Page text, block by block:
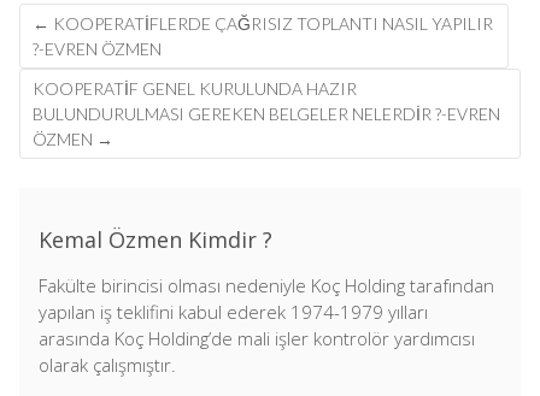
Post
navigation
← KOOPERATIFLERDE ÇAĞRISIZ TOPLANTI NASIL YAPILIR
?-EVREN ÖZMEN
KOOPERATİF GENEL KURULUNDA HAZIR
BULUNDURULMASI GEREKEN BELGELER NELERDİR ?-EVREN
ÖZMEN →
Kemal Özmen Kimdir ?
Fakülte birincisi olması nedeniyle Koç Holding tarafından
yapılan iş teklifini kabul ederek 1974-1979 yılları
arasında Koç Holding’de mali işler kontrolör yardımcısı
olarak çalışmıştır.